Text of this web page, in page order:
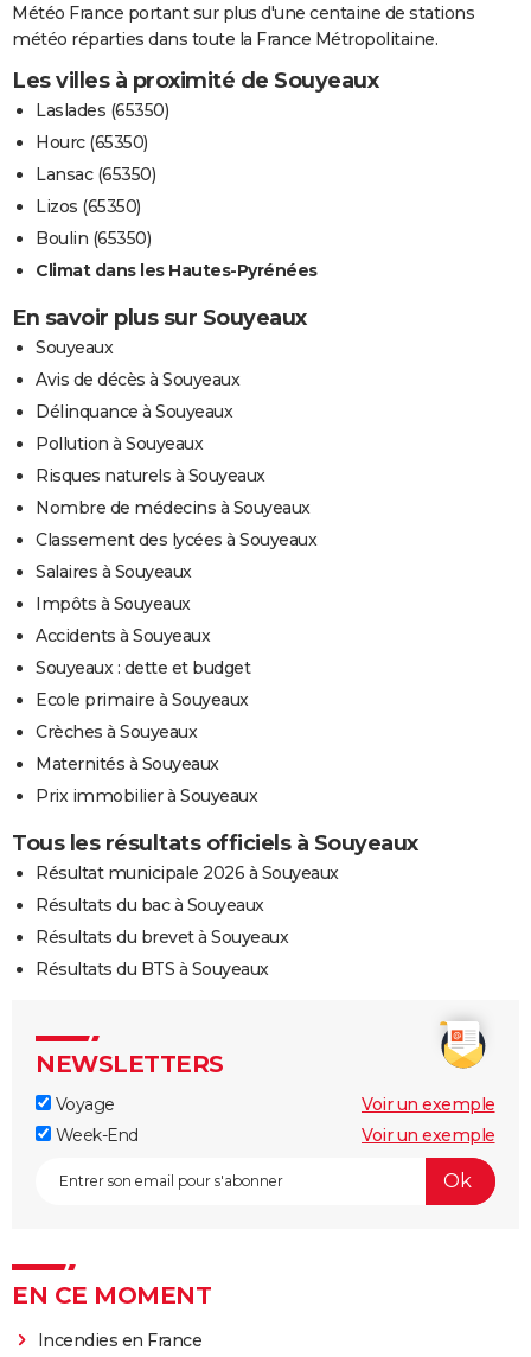
Météo France portant sur plus d'une centaine de stations
météo réparties dans toute la France Métropolitaine.
Les villes à proximité de Souyeaux
Laslades (65350)
Hourc (65350)
Lansac (65350)
Lizos (65350)
Boulin (65350)
Climat dans les Hautes-Pyrénées
En savoir plus sur Souyeaux
Souyeaux
Avis de décès à Souyeaux
Délinquance à Souyeaux
Pollution à Souyeaux
Risques naturels à Souyeaux
Nombre de médecins à Souyeaux
Classement des lycées à Souyeaux
Salaires à Souyeaux
Impôts à Souyeaux
Accidents à Souyeaux
Souyeaux : dette et budget
Ecole primaire à Souyeaux
Crèches à Souyeaux
Maternités à Souyeaux
Prix immobilier à Souyeaux
Tous les résultats officiels à Souyeaux
Résultat municipale 2026 à Souyeaux
Résultats du bac à Souyeaux
Résultats du brevet à Souyeaux
Résultats du BTS à Souyeaux
NEWSLETTERS
Voyage
Voir un exemple
Week-End
Voir un exemple
EN CE MOMENT
Incendies en France